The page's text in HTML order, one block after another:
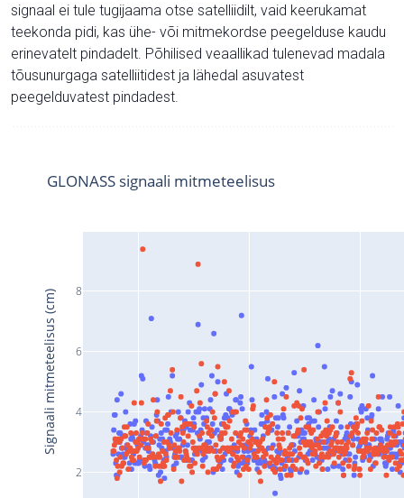
signaal ei tule tugijaama otse satelliidilt, vaid keerukamat
teekonda pidi, kas ühe- või mitmekordse peegelduse kaudu
erinevatelt pindadelt. Põhilised veaallikad tulenevad madala
tõusunurgaga satelliitidest ja lähedal asuvatest
peegelduvatest pindadest.
2
4
6
8
GLONASS signaali mitmeteelisus
Signaali mitmeteelisus (cm)